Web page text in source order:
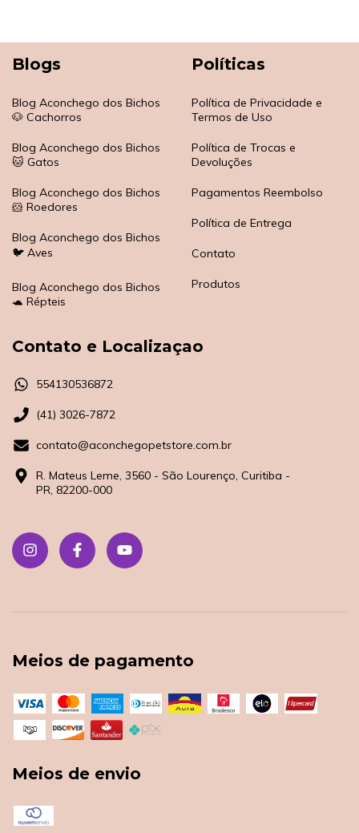
Blogs
Blog Aconchego dos Bichos
🐶 Cachorros
Blog Aconchego dos Bichos
🐱 Gatos
Blog Aconchego dos Bichos
🐹 Roedores
Blog Aconchego dos Bichos
🐦 Aves
Blog Aconchego dos Bichos
🐢 Répteis
Políticas
Política de Privacidade e
Termos de Uso
Política de Trocas e
Devoluções
Pagamentos Reembolso
Política de Entrega
Contato
Produtos
Contato e Localizaçao
554130536872
(41) 3026-7872
contato@aconchegopetstore.com.br
R. Mateus Leme, 3560 - São Lourenço, Curitiba -
PR, 82200-000
Meios de pagamento
Meios de envio